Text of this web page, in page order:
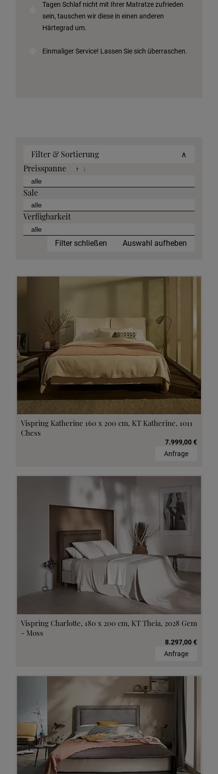
Tagen Schlaf nicht mit Ihrer Matratze zufrieden
sein, tauschen wir diese in einen anderen
Härtegrad um.
Einmaliger Service! Lassen Sie sich überraschen.
Filter & Sortierung
∧
Preisspanne
↑ ↓
Sale
Verfügbarkeit
Filter schließen Auswahl aufheben
Vispring Katherine 160 x 200 cm, KT Katherine, 1011
Chess
7.999,00 €
Anfrage
Vispring Charlotte, 180 x 200 cm, KT Theia, 2028 Gem
- Moss
8.297,00 €
Anfrage